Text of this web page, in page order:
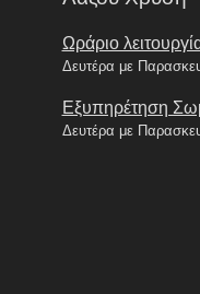
Ωράριο
Δευτέρα με
Εξυπηρέτηση
Δευτέρα με